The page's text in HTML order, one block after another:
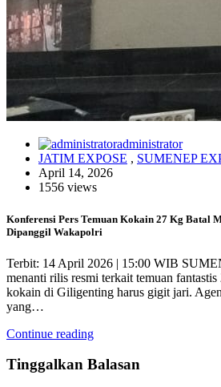
administrator
JATIM EXPOSE , SUMENEP
April 14, 2026
1556 views
Konferensi Pers Temuan Kokain 27 Kg Batal
Dipanggil Wakapolri
Terbit: 14 April 2026 | 15:00 WIB
menanti rilis resmi terkait temuan
kokain di Giligenting harus gigit jari.
yang…
Continue reading
Tinggalkan Balasan